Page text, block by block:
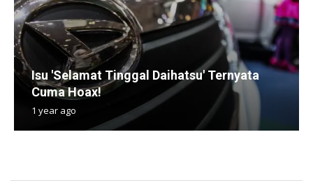
Isu 'Selamat Tinggal Daihatsu' Ternyata
Cuma Hoax!
1 year ago